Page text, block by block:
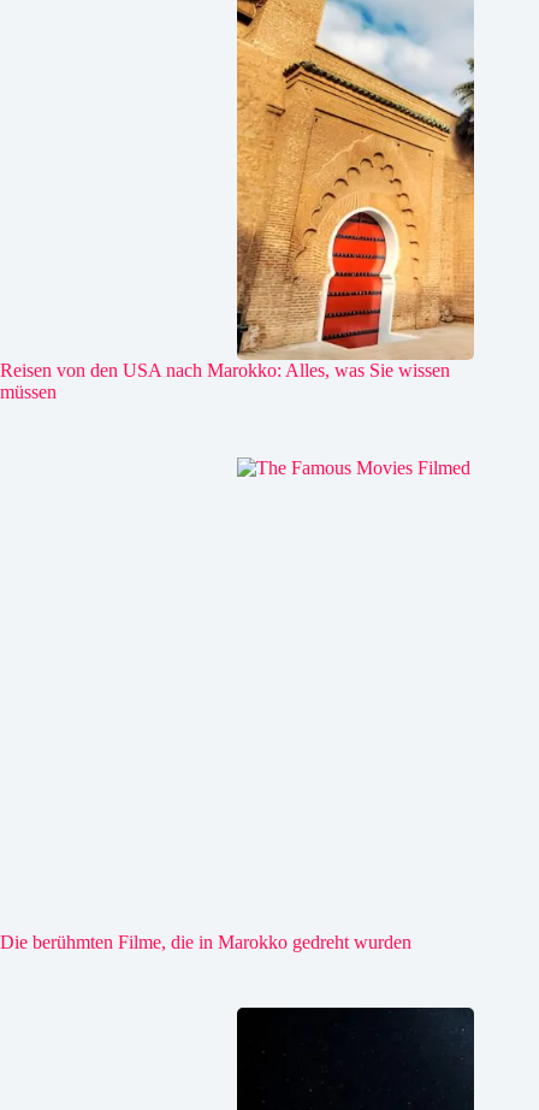
Reisen von den USA nach Marokko: Alles, was Sie wissen
müssen
Die berühmten Filme, die in Marokko gedreht wurden